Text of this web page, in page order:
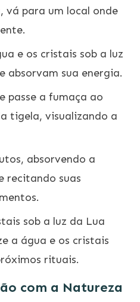
vá para um local onde
e os cristais sob a luz
absorvam sua energia.
passe a fumaça ao
tigela, visualizando a
absorvendo a
recitando suas
sob a luz da Lua
a água e os cristais
rituais.
com a Natureza